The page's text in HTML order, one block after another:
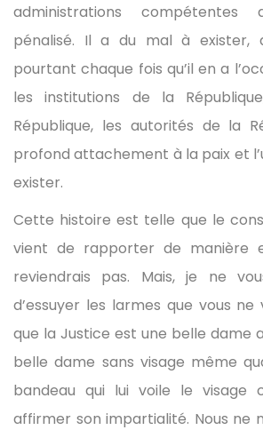
administrations compétentes
pénalisé. Il a du mal à exister,
pourtant chaque fois qu’il en a
les institutions de la
République, les autorités de la
profond attachement à la paix et
exister.
Cette histoire est telle que le
vient de rapporter de manière
reviendrais pas. Mais, je ne
d’essuyer les larmes que vous
que la Justice est une belle dame
belle dame sans visage même
bandeau qui lui voile le visage
affirmer son impartialité. Nous ne